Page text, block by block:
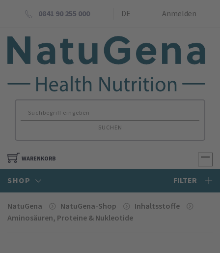
0841 90 255 000 DE Anmelden
SUCHEN
WARENKORB
SHOP FILTER
NatuGena NatuGena-Shop
Inhaltsstoffe
Amino­säuren, Proteine & Nukleotide